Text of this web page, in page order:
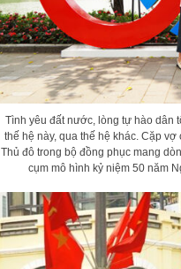
Tình yêu đất nước, lòng tự hào dân
thế hệ này, qua thế hệ khác. Cặp
Thủ đô trong bộ đồng phục mang
cụm mô hình kỷ niệm 50 năm